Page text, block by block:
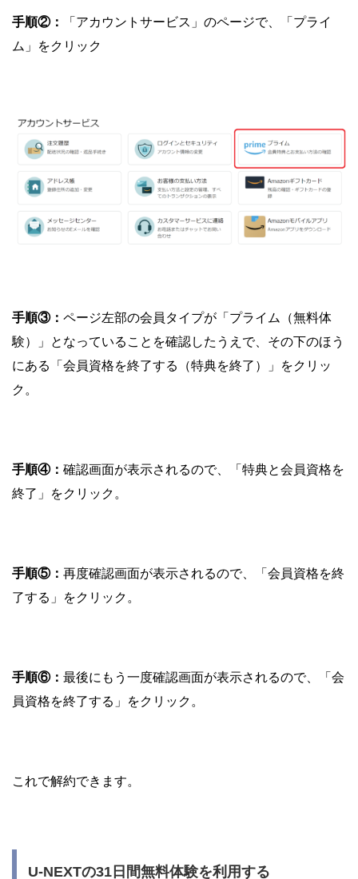
手順②：
「アカウントサービス」のページで、「プライ
ム」をクリック
手順③： ページ左部の会員タイプが「プライム（無料体
験）」となっていることを確認したうえで、その下のほう
にある「会員資格を終了する（特典を終了）」をクリッ
ク。
手順④： 確認画面が表示されるので、「特典と会員資格を
終了」をクリック。
手順⑤： 再度確認画面が表示されるので、「会員資格を終
了する」をクリック。
手順⑥： 最後にもう一度確認画面が表示されるので、「会
員資格を終了する」をクリック。
これで解約できます。
U-NEXTの31日間無料体験を利用する